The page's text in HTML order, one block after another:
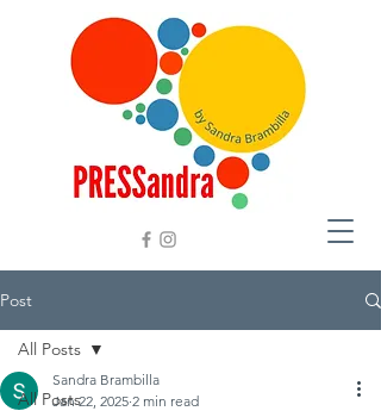
Post
All Posts
All Posts
Sandra Brambilla
Jan 22, 2025 2 min read